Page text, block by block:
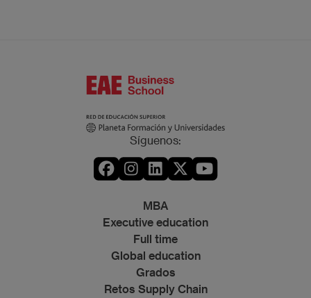
Síguenos:
MBA
Executive education
Full time
Global education
Grados
Retos Supply Chain